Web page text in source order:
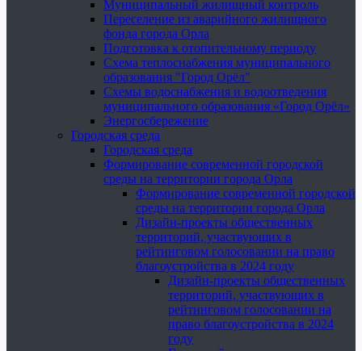
Муниципальный жилищный контроль
Переселение из аварийного жилищного
фонда города Орла
Подготовка к отопительному периоду
Схема теплоснабжения муниципального
образования "Город Орёл"
Схемы водоснабжения и водоотведения
муниципального образования «Город Орёл»
Энергосбережение
Городская среда
Городская среда
Формирование современной городской
среды на территории города Орла
Формирование современной городской
среды на территории города Орла
Дизайн-проекты общественных
территорий, участвующих в
рейтинговом голосовании на право
благоустройства в 2024 году
Дизайн-проекты общественных
территорий, участвующих в
рейтинговом голосовании на
право благоустройства в 2024
году